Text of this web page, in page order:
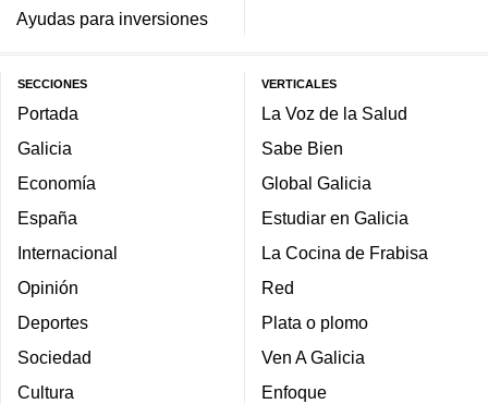
Ayudas para inversiones
SECCIONES
Portada
Galicia
Economía
España
Internacional
Opinión
Deportes
Sociedad
Cultura
VERTICALES
La Voz de la Salud
Sabe Bien
Global Galicia
Estudiar en Galicia
La Cocina de Frabisa
Red
Plata o plomo
Ven A Galicia
Enfoque